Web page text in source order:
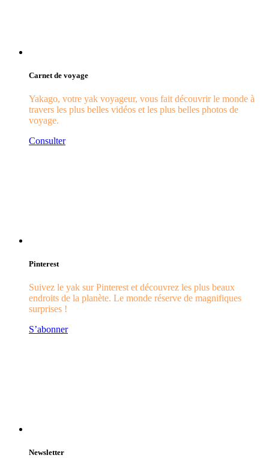
Carnet de voyage
Yakago, votre yak voyageur, vous fait découvrir le monde à
travers les plus belles vidéos et les plus belles photos de
voyage.
Consulter
Pinterest
Suivez le yak sur Pinterest et découvrez les plus beaux
endroits de la planète. Le monde réserve de magnifiques
surprises !
S’abonner
Newsletter